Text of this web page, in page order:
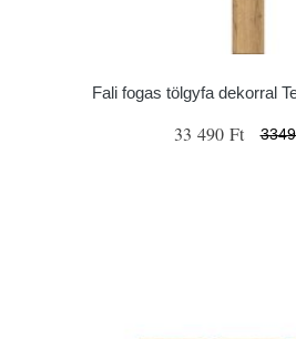
Fali fogas tölgyfa dekorral
33 490 Ft